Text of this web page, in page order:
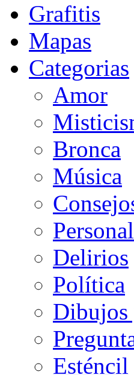
Grafitis
Mapas
Categorias
Amor
Bronca
Música
Delirios
Política
Dibujos
Esténcil